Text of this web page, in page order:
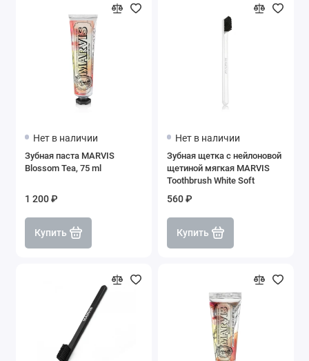
Нет в наличии
Зубная паста MARVIS
Blossom Tea, 75 ml
1 200 ₽
Купить
Нет в наличии
Зубная щетка с нейлоновой
щетиной мягкая MARVIS
Toothbrush White Soft
560 ₽
Купить